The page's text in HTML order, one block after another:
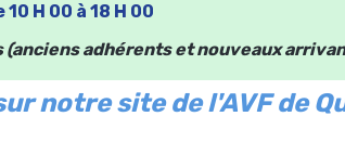
H 00 à 18 H 00
adhérents et nouveaux
notre site de l'AVF de